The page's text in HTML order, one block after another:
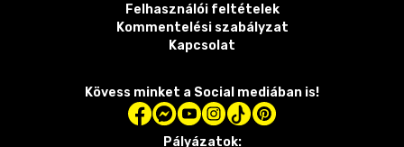
Felhasználói feltételek
Kommentelési szabályzat
Kapcsolat
Kövess minket a Social mediában is!
Pályázatok: